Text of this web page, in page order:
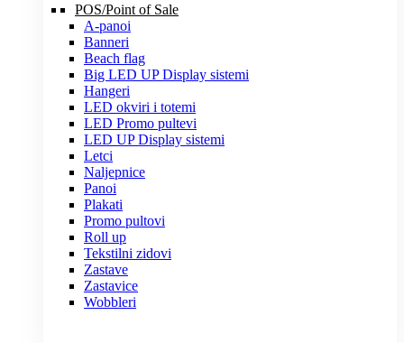
POS/Point of Sale
A-panoi
Banneri
Beach flag
Big LED UP Display sistemi
Hangeri
LED okviri i totemi
LED Promo pultevi
LED UP Display sistemi
Letci
Naljepnice
Panoi
Plakati
Promo pultovi
Roll up
Tekstilni zidovi
Zastave
Zastavice
Wobbleri